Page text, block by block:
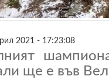
2021 - 17:23:08
ще е във